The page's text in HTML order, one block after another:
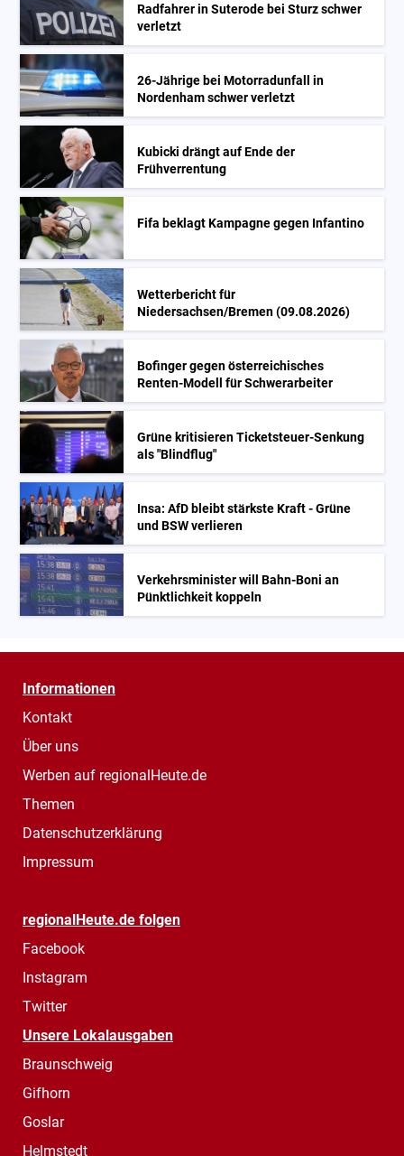
Radfahrer in Suterode bei Sturz schwer
verletzt
26-Jährige bei Motorradunfall in
Nordenham schwer verletzt
Kubicki drängt auf Ende der
Frühverrentung
Fifa beklagt Kampagne gegen Infantino
Wetterbericht für
Niedersachsen/Bremen (09.08.2026)
Bofinger gegen österreichisches
Renten-Modell für Schwerarbeiter
Grüne kritisieren Ticketsteuer-Senkung
als "Blindflug"
Insa: AfD bleibt stärkste Kraft - Grüne
und BSW verlieren
Verkehrsminister will Bahn-Boni an
Pünktlichkeit koppeln
Informationen
Kontakt
Über uns
Werben auf regionalHeute.de
Themen
Datenschutzerklärung
Impressum
regionalHeute.de folgen
Facebook
Instagram
Twitter
Unsere Lokalausgaben
Braunschweig
Gifhorn
Goslar
Helmstedt